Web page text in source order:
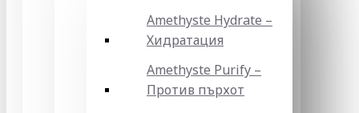
Amethyste Hydrate –
Хидратация
Amethyste Purify –
Против пърхот